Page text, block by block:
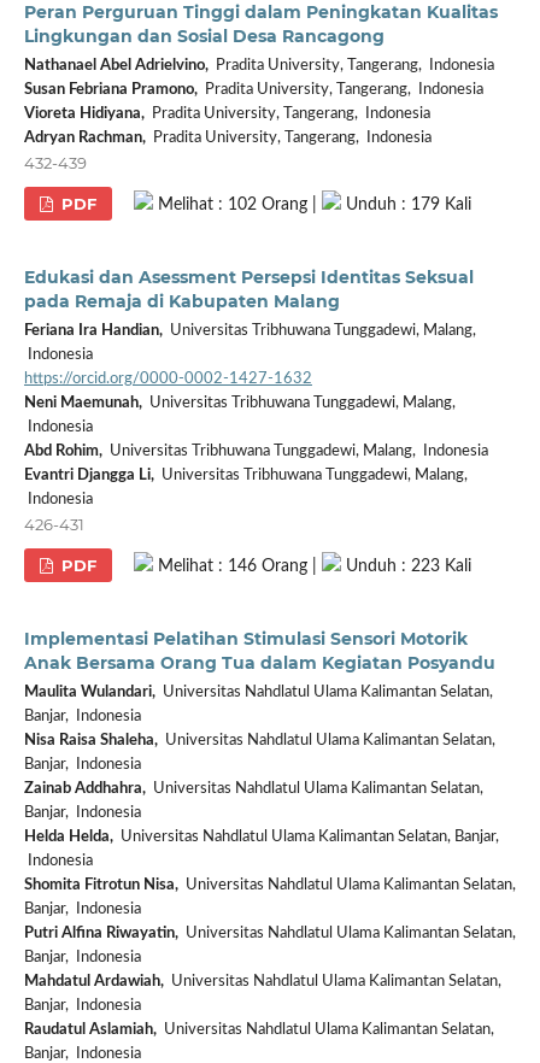
Peran Perguruan Tinggi dalam Peningkatan Kualitas
Lingkungan dan Sosial Desa Rancagong
Nathanael Abel Adrielvino,Pradita University, Tangerang, Indonesia
Susan Febriana Pramono,Pradita University, Tangerang, Indonesia
Vioreta Hidiyana,Pradita University, Tangerang, Indonesia
Adryan Rachman,Pradita University, Tangerang, Indonesia
432-439
PDF Melihat : 102 Orang | Unduh : 179 Kali
Edukasi dan Asessment Persepsi Identitas Seksual
pada Remaja di Kabupaten Malang
Feriana Ira Handian,Universitas Tribhuwana Tunggadewi, Malang,
Indonesia
https://orcid.org/0000-0002-1427-1632
Neni Maemunah,Universitas Tribhuwana Tunggadewi, Malang,
Indonesia
Abd Rohim,Universitas Tribhuwana Tunggadewi, Malang, Indonesia
Evantri Djangga Li,Universitas Tribhuwana Tunggadewi, Malang,
Indonesia
426-431
PDF Melihat : 146 Orang | Unduh : 223 Kali
Implementasi Pelatihan Stimulasi Sensori Motorik
Anak Bersama Orang Tua dalam Kegiatan Posyandu
Maulita Wulandari,Universitas Nahdlatul Ulama Kalimantan Selatan,
Banjar, Indonesia
Nisa Raisa Shaleha,Universitas Nahdlatul Ulama Kalimantan Selatan,
Banjar, Indonesia
Zainab Addhahra,Universitas Nahdlatul Ulama Kalimantan Selatan,
Banjar, Indonesia
Helda Helda,Universitas Nahdlatul Ulama Kalimantan Selatan, Banjar,
Indonesia
Shomita Fitrotun Nisa,Universitas Nahdlatul Ulama Kalimantan Selatan,
Banjar, Indonesia
Putri Alfina Riwayatin,Universitas Nahdlatul Ulama Kalimantan Selatan,
Banjar, Indonesia
Mahdatul Ardawiah,Universitas Nahdlatul Ulama Kalimantan Selatan,
Banjar, Indonesia
Raudatul Aslamiah,Universitas Nahdlatul Ulama Kalimantan Selatan,
Banjar, Indonesia